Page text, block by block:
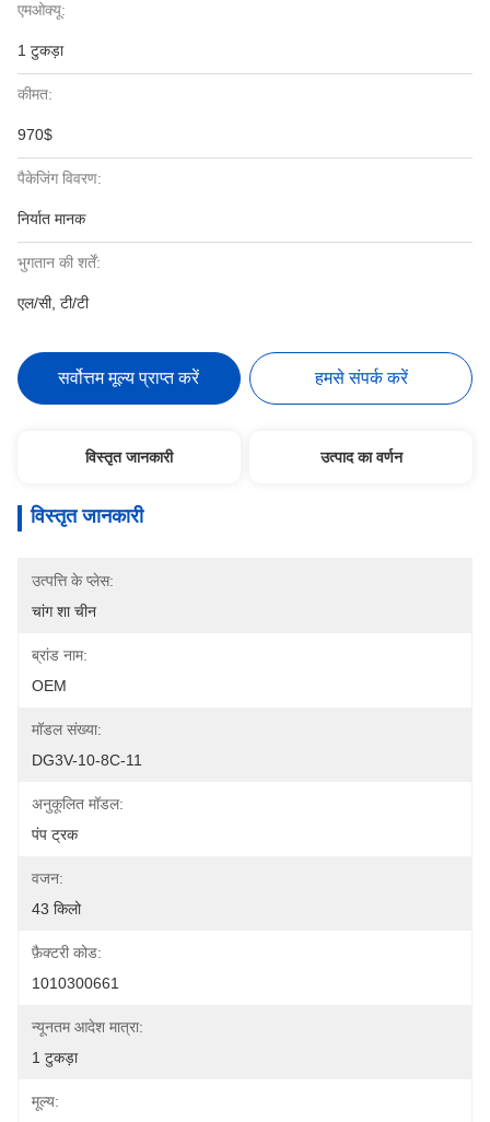
एमओक्यू:
1 टुकड़ा
कीमत:
970$
पैकेजिंग विवरण:
निर्यात मानक
भुगतान की शर्तें:
एल/सी, टी/टी
सर्वोत्तम मूल्य प्राप्त करें हमसे संपर्क करें
विस्तृत जानकारी उत्पाद का वर्णन
विस्तृत जानकारी
उत्पत्ति के प्लेस:
चांग शा चीन
ब्रांड नाम:
OEM
मॉडल संख्या:
DG3V-10-8C-11
अनुकूलित मॉडल:
पंप ट्रक
वजन:
43 किलो
फ़ैक्टरी कोड:
1010300661
न्यूनतम आदेश मात्रा:
1 टुकड़ा
मूल्य: